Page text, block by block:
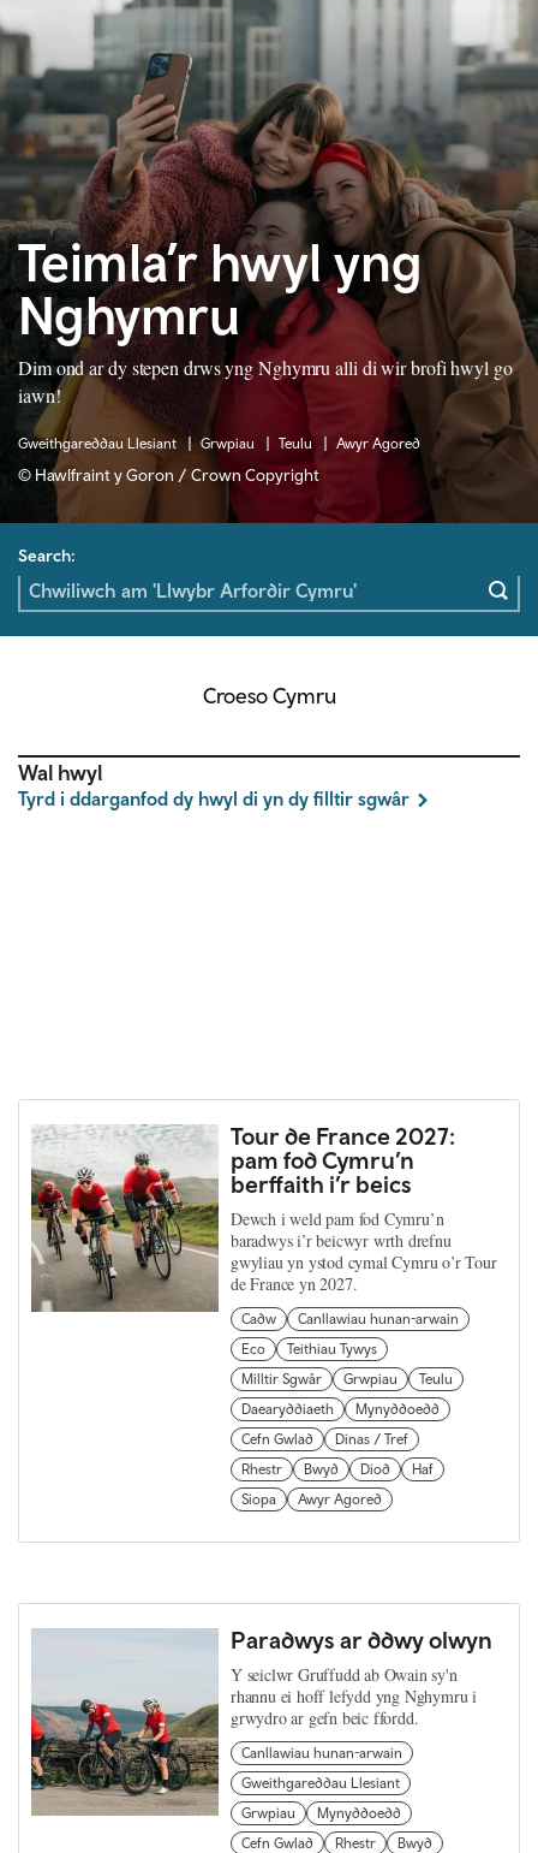
Teimla’r hwyl yng
Nghymru
Dim ond ar dy stepen drws yng Nghymru alli di wir brofi hwyl go
iawn!
Gweithgareddau Llesiant Grwpiau Teulu Awyr Agored
© Hawlfraint y Goron / Crown Copyright
Search:
Croeso Cymru
Wal hwyl
Tyrd i ddarganfod dy hwyl di yn dy filltir sgwâr
Tour de France 2027:
pam fod Cymru’n
berffaith i’r beics
Dewch i weld pam fod Cymru’n
baradwys i’r beicwyr wrth drefnu
gwyliau yn ystod cymal Cymru o’r Tour
de France yn 2027.
Cadw
Canllawiau hunan-arwain
Eco
Teithiau Tywys
Milltir Sgwâr
Grwpiau
Teulu
Daearyddiaeth
Mynyddoedd
Cefn Gwlad
Dinas / Tref
Rhestr
Bwyd Diod
Haf
Siopa
Awyr Agored
Paradwys ar ddwy olwyn
Y seiclwr Gruffudd ab Owain sy'n
rhannu ei hoff lefydd yng Nghymru i
grwydro ar gefn beic ffordd.
Canllawiau hunan-arwain
Gweithgareddau Llesiant
Grwpiau
Mynyddoedd
Cefn Gwlad
Rhestr
Bwyd